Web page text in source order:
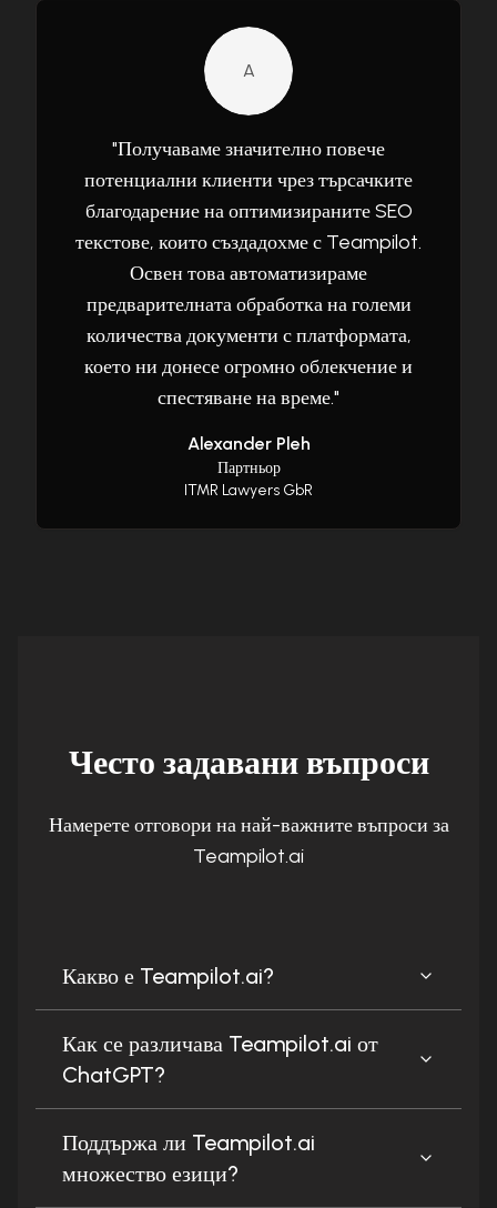
A
"Получаваме значително повече
потенциални клиенти чрез търсачките
благодарение на оптимизираните SEO
текстове, които създадохме с Teampilot.
Освен това автоматизираме
предварителната обработка на големи
количества документи с платформата,
което ни донесе огромно облекчение и
спестяване на време."
Alexander Pleh
Партньор
ITMR Lawyers GbR
Често задавани въпроси
Намерете отговори на най-важните въпроси за
Teampilot.ai
Какво е Teampilot.ai?
Как се различава Teampilot.ai от
ChatGPT?
Поддържа ли Teampilot.ai
множество езици?